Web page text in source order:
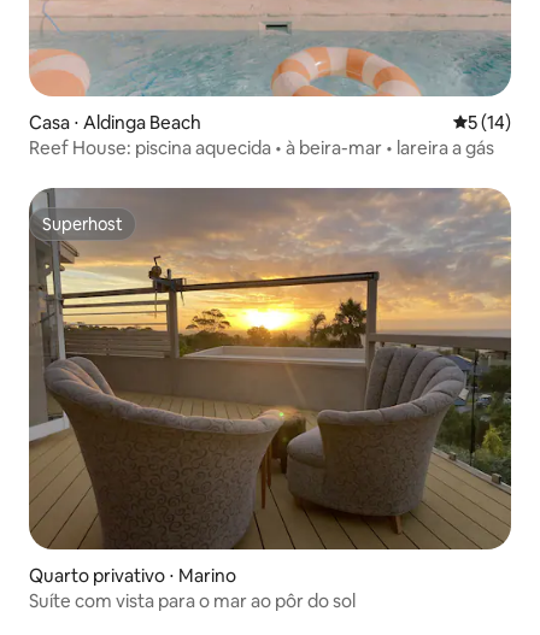
Casa ⋅ Aldinga Beach 5 de uma
5 (14)
Reef House: piscina aquecida • à beira-mar • lareira a gás
Superhost
Superhost
Quarto privativo ⋅ Marino
Suíte com vista para o mar ao pôr do sol